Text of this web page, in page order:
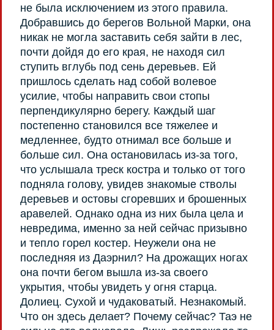
не была исключением из этого правила.
Добравшись до берегов Вольной Марки, она
никак не могла заставить себя зайти в лес,
почти дойдя до его края, не находя сил
ступить вглубь под сень деревьев. Ей
пришлось сделать над собой волевое
усилие, чтобы направить свои стопы
перпендикулярно берегу. Каждый шаг
постепенно становился все тяжелее и
медленнее, будто отнимал все больше и
больше сил. Она остановилась из-за того,
что услышала треск костра и только от того
подняла голову, увидев знакомые стволы
деревьев и остовы сгоревших и брошенных
аравелей. Однако одна из них была цела и
невредима, именно за ней сейчас призывно
и тепло горел костер. Неужели она не
последняя из Даэрнил? На дрожащих ногах
она почти бегом вышла из-за своего
укрытия, чтобы увидеть у огня старца.
Долиец. Сухой и чудаковатый. Незнакомый.
Что он здесь делает? Почему сейчас? Таэ не